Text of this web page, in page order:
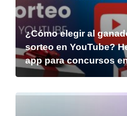
¿Cómo elegir al
sorteo en YouTube?
app para concursos